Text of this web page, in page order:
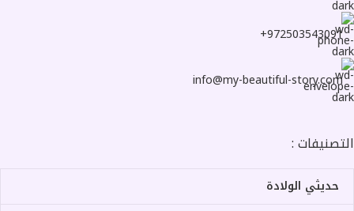
972503543091+
info@my-beautiful-story.com
التصنيفات :
حديثي الولادة